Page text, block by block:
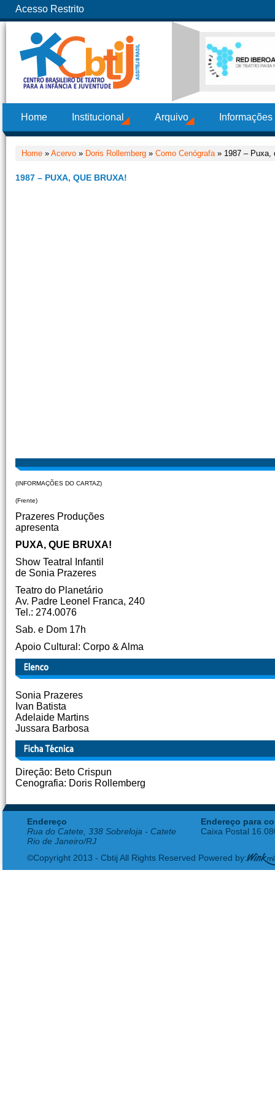
Acesso Restrito
Home Institucional Arquivo
Home » Acervo » Doris Rollemberg » Como Cenógrafa» 1987 – Puxa,
1987 – PUXA, QUE BRUXA!
(INFORMAÇÕES DO CARTAZ)
(Frente)
Prazeres Produções
apresenta
PUXA, QUE BRUXA!
Show Teatral Infantil
de Sonia Prazeres
Teatro do Planetário
Av. Padre Leonel Franca, 240
Tel.: 274.0076
Sab. e Dom 17h
Apoio Cultural: Corpo & Alma
Sonia Prazeres
Ivan Batista
Adelaide Martins
Jussara Barbosa
Direção: Beto Crispun
Cenografia: Doris Rollemberg
Endereço
Rua do Catete, 338 Sobreloja - Catete
Rio de Janeiro/RJ
Endereço para
Caixa Postal
©Copyright 2013 - Cbtij All Rights Reserved Powered by: